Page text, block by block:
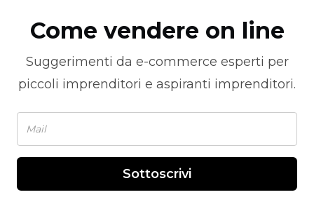
Come vendere on line
Suggerimenti da e-commerce esperti per
piccoli imprenditori e aspiranti imprenditori.
Sottoscrivi